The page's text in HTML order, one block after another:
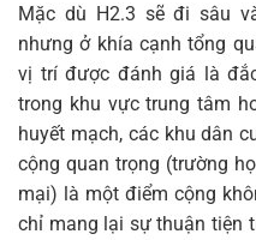
Mặc dù H2.3 sẽ đi sâu
nhưng ở khía cạnh tổng
vị trí được đánh giá là
trong khu vực trung tâm
huyết mạch, các khu dân
cộng quan trọng (trường
mại) là một điểm cộng
chỉ mang lại sự thuận tiện